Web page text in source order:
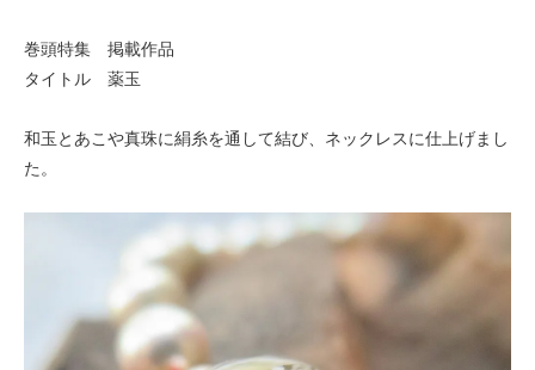
巻頭特集 掲載作品
タイトル 薬玉
和玉とあこや真珠に絹糸を通して結び、ネックレスに仕上げまし
た。